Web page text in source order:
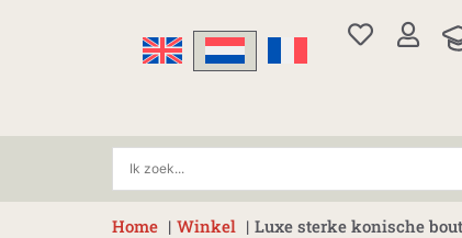
Home Winkel Luxe sterke konische